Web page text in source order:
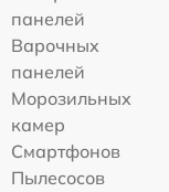
панелей
Варочных
панелей
Морозильных
камер
Смартфонов
Пылесосов